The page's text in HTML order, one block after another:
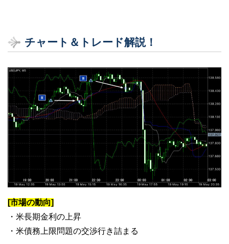
チャート＆トレード解説！
[市場の動向]
・米長期金利の上昇
・米債務上限問題の交渉行き詰まる